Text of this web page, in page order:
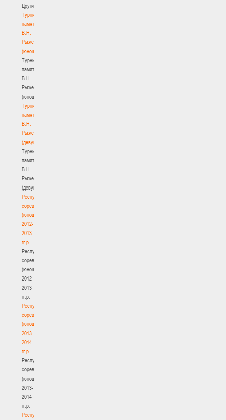
Другие
Турнир
памяти
В.Н.
Рыженкова
(юноши)
Турнир
памяти
В.Н.
Рыженкова
(юноши)
Турнир
памяти
В.Н.
Рыженкова
(девушки)
Турнир
памяти
В.Н.
Рыженкова
(девушки)
Республиканские
соревнования
(юноши)
2012-
2013
гг.р.
Республиканские
соревнования
(юноши)
2012-
2013
гг.р.
Республиканские
соревнования
(юноши)
2013-
2014
гг.р.
Республиканские
соревнования
(юноши)
2013-
2014
гг.р.
Республиканские